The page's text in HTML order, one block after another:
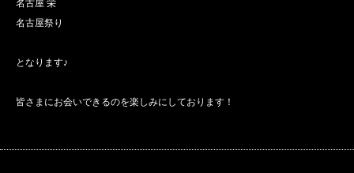
名古屋 栄
名古屋祭り
となります♪
皆さまにお会いできるのを楽しみにしております！